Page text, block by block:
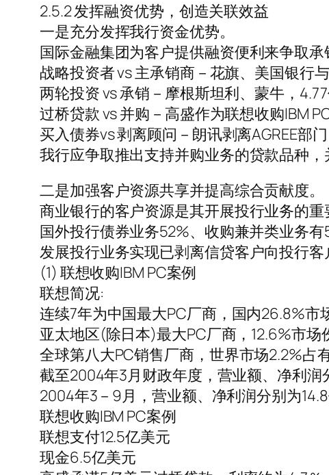
2.5.2 发挥融资优势，创造关联效益
一是充分发挥我行资金优势。
国际金融集团为客户提供融资便利来争取
战略投资者 vs 主承销商－花旗、美国银行
两轮投资 vs 承销－摩根斯坦利、蒙牛，
过桥贷款 vs 并购－高盛作为联想收购IBM
买入债券vs 剥离顾问－朗讯剥离AGREE部
我行应争取推出支持并购业务的贷款品种
二是加强客户资源共享并提高综合贡献度。
商业银行的客户资源是其开展投行业务的重
国外投行债券业务52%、收购兼并类业务
发展投行业务实现已剥离信贷客户向投行客
(1) 联想收购IBM PC案例
联想简况:
连续7年为中国最大PC厂商，国内26.8%市
亚太地区(除日本)最大PC厂商，12.6%市场
全球第八大PC销售厂商，世界市场2.2%占有
截至2004年3月财政年度，营业额、净利润
2004年3－9月，营业额、净利润分别为
联想收购IBM PC案例
联想支付12.5亿美元
现金6.5亿美元